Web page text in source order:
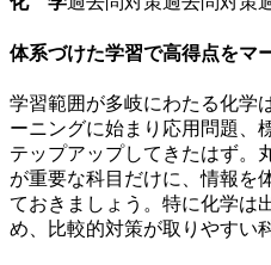
体系づけた学習で高得点をマ
学習範囲が多岐にわたる化学
ーニングに始まり応用問題、
テップアップしてきたはず。
が重要な科目だけに、情報を
ておきましょう。特に化学は
め、比較的対策が取りやすい